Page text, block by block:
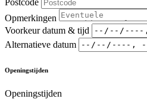
Opmerkingen
Voorkeur datum & tijd
Alternatieve datum
Openingstijden
Openingstijden